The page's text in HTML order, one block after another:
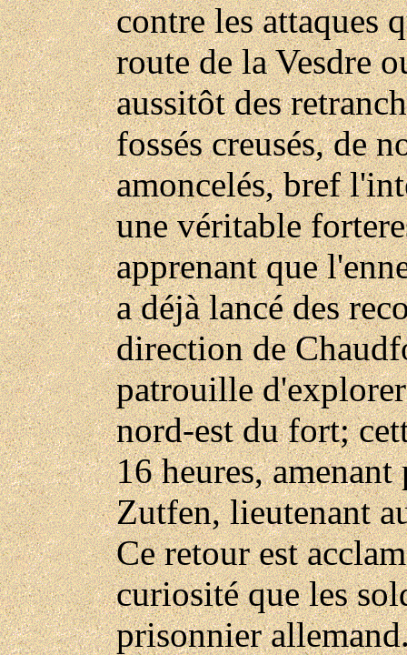
contre les attaques
route de la Vesdre
aussitôt des
fossés creusés, de
amoncelés, bref
une véritable
apprenant que
a déjà lancé des
direction de
patrouille
nord-est du fort;
16 heures,
Zutfen, lieutenant
Ce retour est
curiosité que les
prisonnier